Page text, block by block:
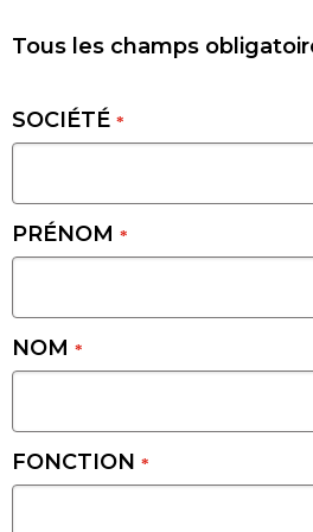
Tous les champs
SOCIÉTÉ *
PRÉNOM *
NOM *
FONCTION *